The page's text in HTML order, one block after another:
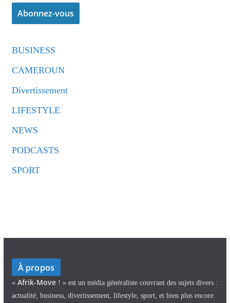
BUSINESS
CAMEROUN
Divertissement
LIFESTYLE
NEWS
PODCASTS
SPORT
À propos
« Afrik-Move ! » est un média généraliste couvrant des sujets divers :
actualité, business, divertissement, lifestyle, sport, et bien plus encore.